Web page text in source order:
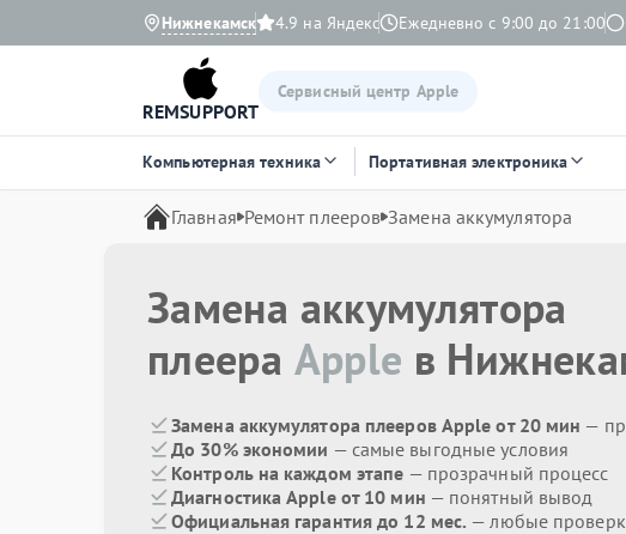
Нижнекамск 4.9 на Яндекс Ежедневно с 9:00 до 21:00
REMSUPPORT
Сервисный центр Apple
Компьютерная техника Портативная электроника
Главная Ремонт плееров Замена аккумулятора
Замена аккумулятора
плеера Apple в
Замена аккумулятора плееров Apple от 20 мин —
До 30% экономии — самые выгодные условия
Контроль на каждом этапе — прозрачный процесс
Диагностика Apple от 10 мин — понятный вывод
Официальная гарантия до 12 мес. — любые